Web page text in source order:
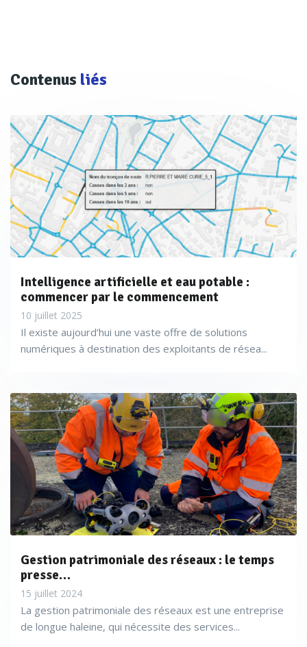
Contenus liés
Intelligence artificielle et eau potable :
commencer par le commencement
10 juillet 2025
Il existe aujourd’hui une vaste offre de solutions
numériques à destination des exploitants de résea...
Gestion patrimoniale des réseaux : le temps
presse…
15 juillet 2024
La gestion patrimoniale des réseaux est une entreprise
de longue haleine, qui nécessite des services...